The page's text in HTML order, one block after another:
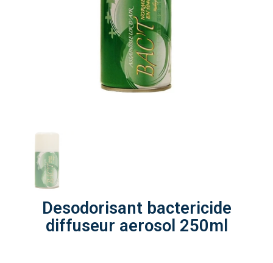
Desodorisant bactericide
diffuseur aerosol 250ml